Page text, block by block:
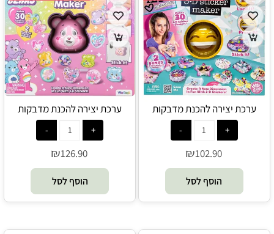
ערכת יצירה להכנת מדבקות
תלת־ממדיות - Wecool
₪102.90
הוסף לסל
ערכת יצירה להכנת מדבקות
תלת־ממדיות דובוני אכפת לי -
Wecool
₪126.90
הוסף לסל